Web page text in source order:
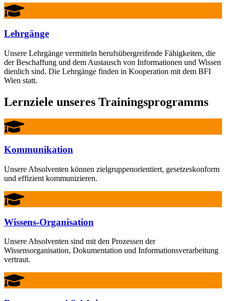
Lehrgänge
Unsere Lehrgänge vermitteln berufsübergreifende Fähigkeiten, die
der Beschaffung und dem Austausch von Informationen und Wissen
dienlich sind. Die Lehrgänge finden in Kooperation mit dem BFI
Wien statt.
Lernziele unseres Trainingsprogramms
Kommunikation
Unsere Absolventen können zielgruppenorientiert, gesetzeskonform
und effizient kommunizieren.
Wissens-Organisation
Unsere Absolventen sind mit den Prozessen der
Wissensorganisation, Dokumentation und Informationsverarbeitung
vertraut.